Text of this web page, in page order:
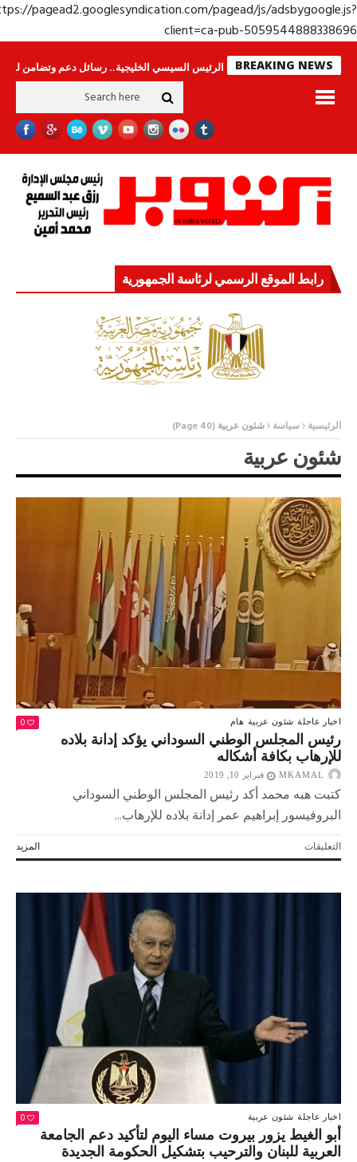
https://pagead2.googlesyndication.com/pagead/js/
client=ca-pub-
BREAKING NEWS
جولة الرئيس السيسي الخليجية.. رسائل دعم وتضامن للأشقاء جهاز
رابط الموقع الرسمي لرئاسة الجمهورية
الرئيسية سياسة شئون عربية(Page 40)
شئون عربية
اخبار عاجلة شئون عربية هام 0
رئيس المجلس الوطني السوداني يؤكد إدانة بلاده
للإرهاب بكافة أشكاله
MKAMAL فبراير 10, 2019
كتبت هبه محمد أكد رئيس المجلس الوطني السوداني
البروفيسور إبراهيم عمر إدانة بلاده للإرهاب...
المزيد التعليقاتعلى
رئيس
الوطني
اخبار عاجلة شئون عربية 0
أبو الغيط يزور بيروت مساء اليوم لتأكيد دعم الجامعة
العربية للبنان والترحيب بتشكيل الحكومة الجديدة